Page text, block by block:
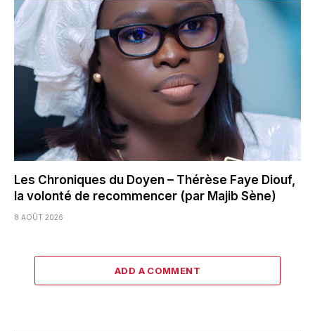
Les Chroniques du Doyen – Thérèse Faye Diouf,
la volonté de recommencer (par Majib Sène)
8 AOÛT 2026
ADD A COMMENT